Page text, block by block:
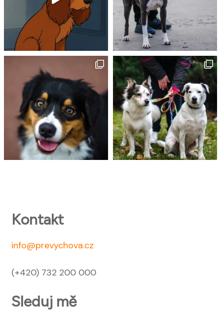
Kontakt
info@prevychova.cz
(+420) 732 200 000
Sleduj mě